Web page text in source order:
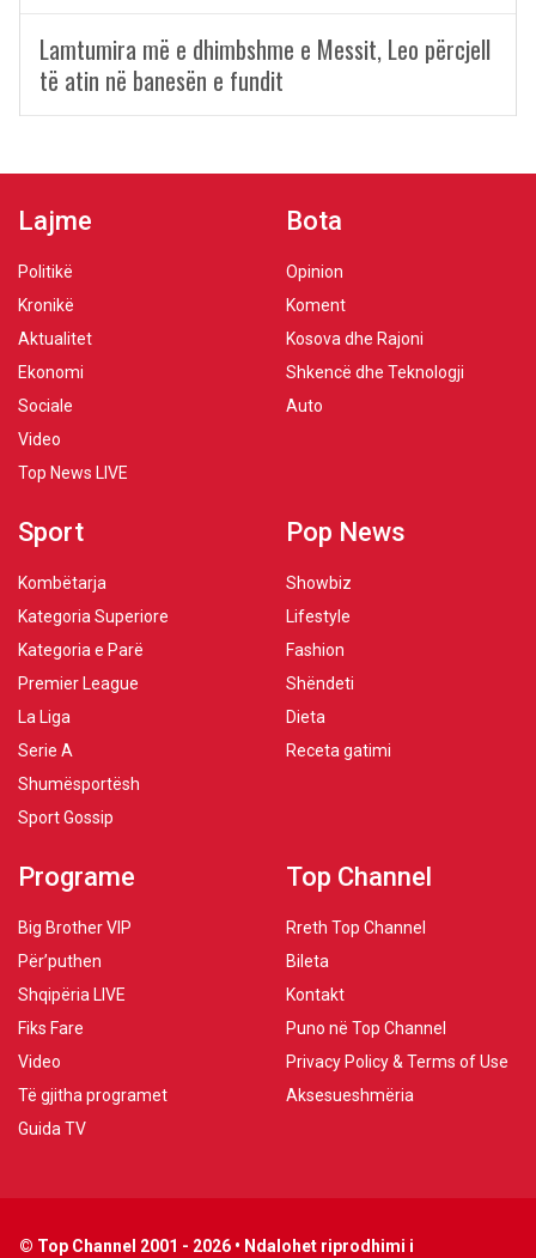
Lamtumira më e dhimbshme e Messit, Leo përcjell
të atin në banesën e fundit
Lajme
Politikë
Kronikë
Aktualitet
Ekonomi
Sociale
Video
Top News LIVE
Bota
Opinion
Koment
Kosova dhe Rajoni
Shkencë dhe Teknologji
Auto
Sport
Kombëtarja
Kategoria Superiore
Kategoria e Parë
Premier League
La Liga
Serie A
Shumësportësh
Sport Gossip
Pop News
Showbiz
Lifestyle
Fashion
Shëndeti
Dieta
Receta gatimi
Programe
Big Brother VIP
Për’puthen
Shqipëria LIVE
Fiks Fare
Video
Të gjitha programet
Guida TV
Top Channel
Rreth Top Channel
Bileta
Kontakt
Puno në Top Channel
Privacy Policy & Terms of Use
Aksesueshmëria
© Top Channel 2001 - 2026 • Ndalohet riprodhimi i